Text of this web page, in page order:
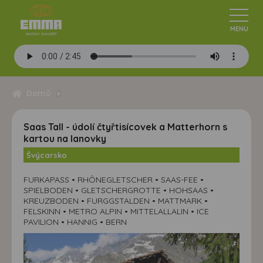
Saas Tall - údolí čtyřtisícovek a Matterhorn s
kartou na lanovky
Švýcarsko
FURKAPASS • RHÔNEGLETSCHER • SAAS-FEE •
SPIELBODEN • GLETSCHERGROTTE • HOHSAAS •
KREUZBODEN • FURGGSTALDEN • MATTMARK •
FELSKINN • METRO ALPIN • MITTELALLALIN • ICE
PAVILION • HANNIG • BERN